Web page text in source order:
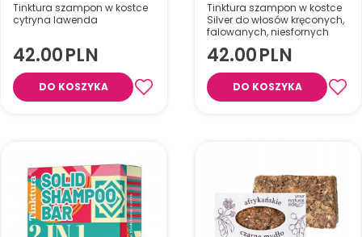
Do włosów przetłuszczających
się różowy Limun&Lavanda–
Tinktura szampon w kostce
cytryna lawenda
42.00PLN
DO KOSZYKA
Do włosów kręconych, suchych
i falowanych odżywia włosy
siemieniem lnianym, nadaje
Tinktura szampon w kostce
Silver do włosów kręconych,
falowanych, niesfornych
42.00PLN
DO KOSZYKA